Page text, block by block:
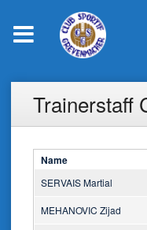
Trainerstaff
Name
SERVAIS Martial
MEHANOVIC Zijad